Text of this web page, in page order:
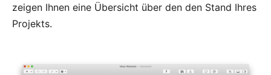
zeigen Ihnen eine Übersicht über den den Stand Ihres
Projekts.